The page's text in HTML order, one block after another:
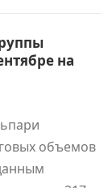
на
объемов